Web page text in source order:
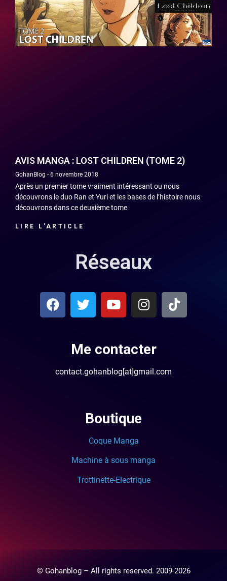
AVIS MANGA : LOST CHILDREN (TOME 2)
GohanBlog 6 novembre 2018
Après un premier tome vraiment intéressant ou nous
découvrons le duo Ran et Yuri et les bases de l’histoire nous
découvrons dans ce deuxième tome
LIRE L'ARTICLE
Réseaux
Me contacter
contact.gohanblog[at]gmail.com
Boutique
Coque Manga
Machine à sous manga
Trottinette-Electrique
© Gohanblog – All rights reserved. 2009-2026